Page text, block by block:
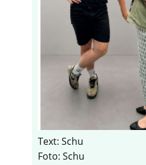
Text: Schu
Foto: Schu